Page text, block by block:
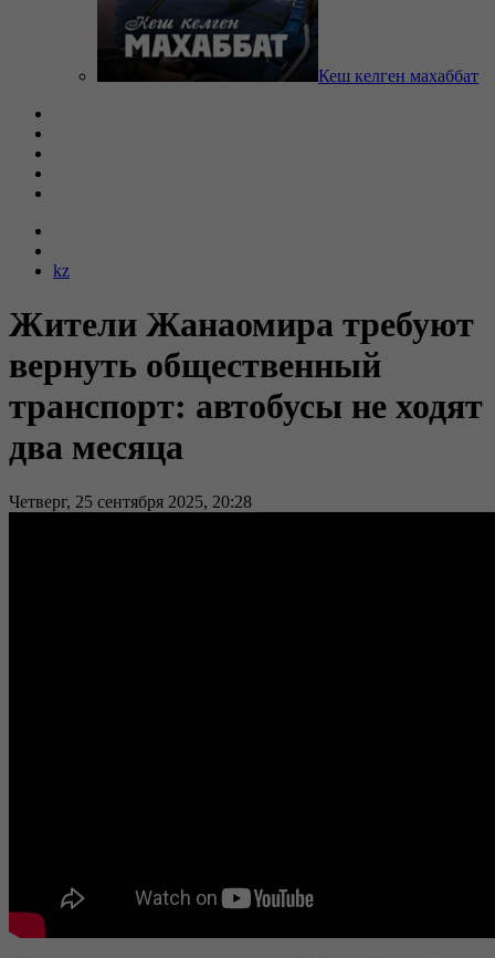
Кеш келген махаббат
kz
Жители Жанаомира требуют
вернуть общественный
транспорт: автобусы не ходят
два месяца
Четверг, 25 сентября 2025, 20:28